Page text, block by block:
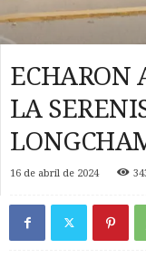
ECHARON
LA
16 de abril de 2024